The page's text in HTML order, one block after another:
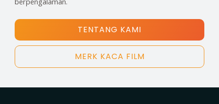
TENTANG KAMI
MERK KACA FILM